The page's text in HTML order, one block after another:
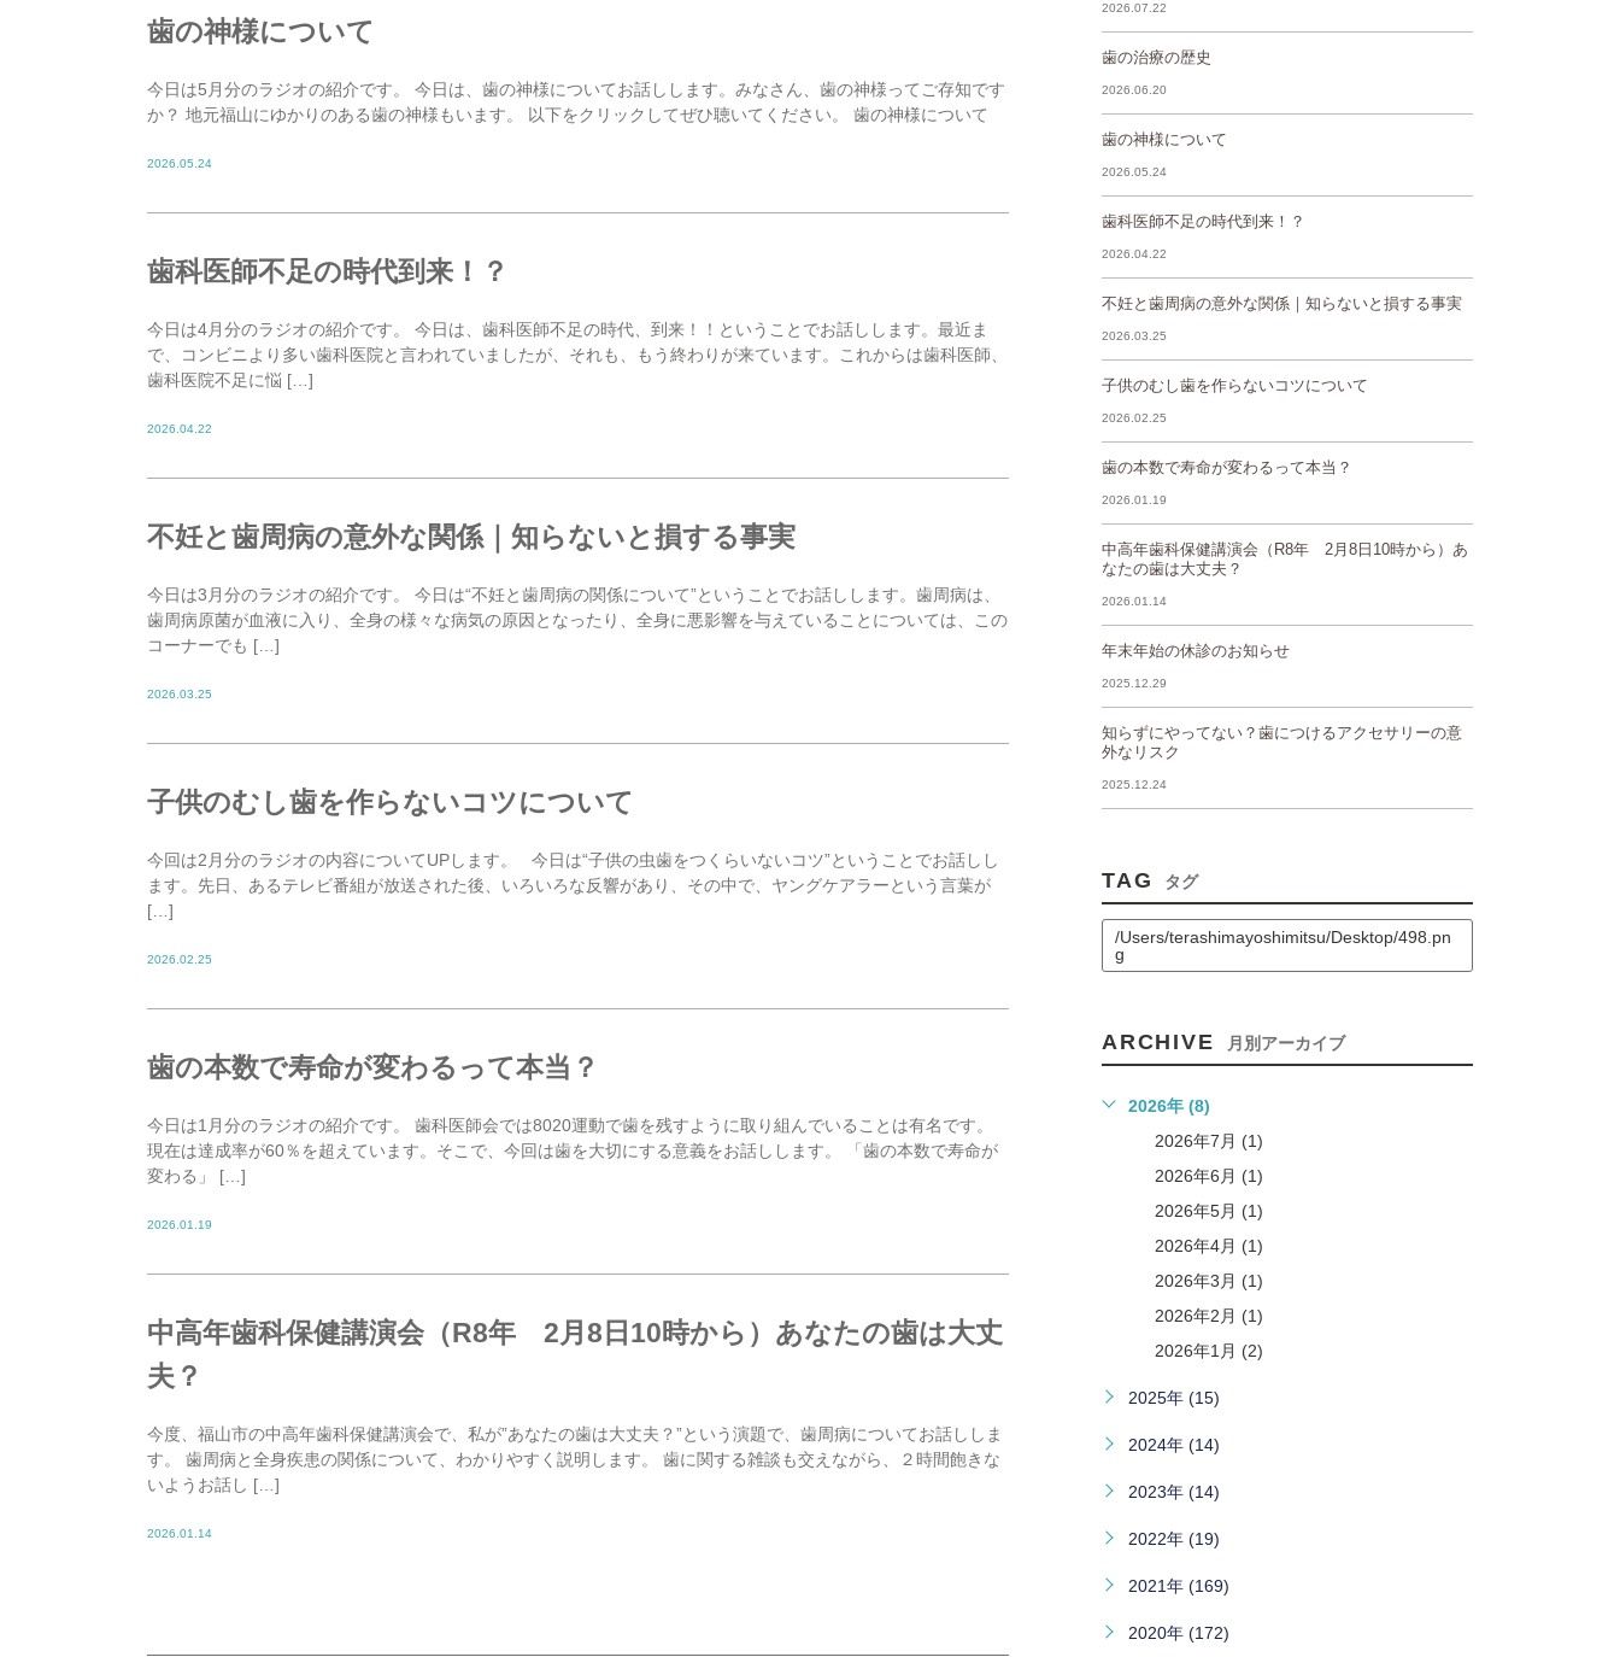
歯の神様について
今日は5月分のラジオの紹介です。 今日は、歯の神様についてお話しします。みなさん、歯の神様ってご存知です
か？ 地元福山にゆかりのある歯の神様もいます。 以下をクリックしてぜひ聴いてください。 歯の神様について
2026.05.24
歯科医師不足の時代到来！？
今日は4月分のラジオの紹介です。 今日は、歯科医師不足の時代、到来！！ということでお話しします。最近ま
で、コンビニより多い歯科医院と言われていましたが、それも、もう終わりが来ています。これからは歯科医師、
歯科医院不足に悩 […]
2026.04.22
不妊と歯周病の意外な関係｜知らないと損する事実
今日は3月分のラジオの紹介です。 今日は“不妊と歯周病の関係について”ということでお話しします。歯周病は、
歯周病原菌が血液に入り、全身の様々な病気の原因となったり、全身に悪影響を与えていることについては、この
コーナーでも […]
2026.03.25
子供のむし歯を作らないコツについて
今回は2月分のラジオの内容についてUPします。 今日は“子供の虫歯をつくらいないコツ”ということでお話しし
ます。先日、あるテレビ番組が放送された後、いろいろな反響があり、その中で、ヤングケアラーという言葉が
[…]
2026.02.25
歯の本数で寿命が変わるって本当？
今日は1月分のラジオの紹介です。 歯科医師会では8020運動で歯を残すように取り組んでいることは有名です。
現在は達成率が60％を超えています。そこで、今回は歯を大切にする意義をお話しします。 「歯の本数で寿命が
変わる」 […]
2026.01.19
中高年歯科保健講演会（R8年 2月8日10時から）あなたの歯は大丈
夫？
今度、福山市の中高年歯科保健講演会で、私が”あなたの歯は大丈夫？”という演題で、歯周病についてお話ししま
す。 歯周病と全身疾患の関係について、わかりやすく説明します。 歯に関する雑談も交えながら、２時間飽きな
いようお話し […]
2026.01.14
2026.07.22
歯の治療の歴史
2026.06.20
歯の神様について
2026.05.24
歯科医師不足の時代到来！？
2026.04.22
不妊と歯周病の意外な関係｜知らないと損する事実
2026.03.25
子供のむし歯を作らないコツについて
2026.02.25
歯の本数で寿命が変わるって本当？
2026.01.19
中高年歯科保健講演会（R8年 2月8日10時から）あ
なたの歯は大丈夫？
2026.01.14
年末年始の休診のお知らせ
2025.12.29
知らずにやってない？歯につけるアクセサリーの意
外なリスク
2025.12.24
TAG タグ
/Users/terashimayoshimitsu/Desktop/498.pn
g
ARCHIVE 月別アーカイブ
2026年 (8)
2026年7月 (1)
2026年6月 (1)
2026年5月 (1)
2026年4月 (1)
2026年3月 (1)
2026年2月 (1)
2026年1月 (2)
2025年 (15)
2024年 (14)
2023年 (14)
2022年 (19)
2021年 (169)
2020年 (172)